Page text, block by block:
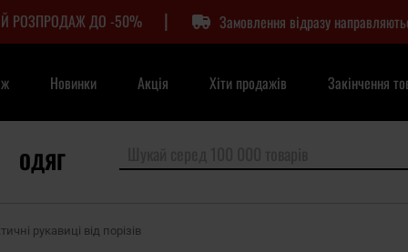
РОЗПРОДАЖ ДО -50% | Замовлення відразу
Новинки Акція Хіти продажів Закінчення
ОДЯГ
рукавиці від порізів